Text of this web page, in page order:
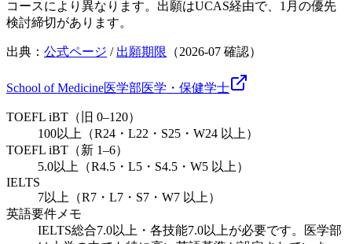
コースにより異なります。出願はUCAS経由で、1月の優先
検討締切があります。
出典： 公式ページ / 出願期限 （2026-07 確認）
School of Medicine医学部医学・保健学士
TOEFL iBT（旧 0–120）
100以上（R24・L22・S25・W24 以上）
TOEFL iBT（新 1–6）
5.0以上（R4.5・L5・S4.5・W5 以上）
IELTS
7以上（R7・L7・S7・W7 以上）
英語要件メモ
IELTS総合7.0以上・各技能7.0以上が必要です。医学部